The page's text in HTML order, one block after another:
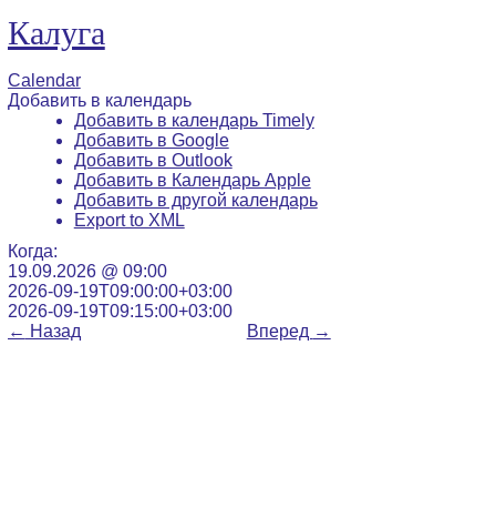
Калуга
Calendar
Добавить в календарь
Добавить в календарь Timely
Добавить в Google
Добавить в Outlook
Добавить в Календарь Apple
Добавить в другой календарь
Export to XML
Когда:
19.09.2026 @ 09:00
2026-09-19T09:00:00+03:00
2026-09-19T09:15:00+03:00
← Назад Вперед →